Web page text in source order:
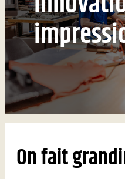
Basketball
Baseball
Filons
Foire
Stationnement
La Fondation du
de Thetford et de
Lotbinière
Nos partenaires
Les Presses du Cégep
Campus de Lotbinière
Nouvelles
Nous joindre
collégiales
Stages en alternance
travail-études
À propos de la
générale
Annuaire des
Activités sportives
Visite notre Cégep
Planifie ta rentrée
Coûts à prévoir
Foire aux questions
(FAQ)
Viens discuter avec
Expériences et
témoignages
Foire aux questions
l’international (FAQ)
Nous joindre
On fait